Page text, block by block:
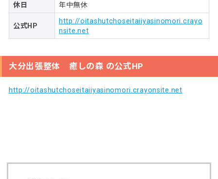
休日 年中無休
公式HP
http://oitashutchoseitaiiyasinomori.crayo
nsite.net
大分出張整体 癒しの森 の公式HP
http://oitashutchoseitaiiyasinomori.crayonsite.net